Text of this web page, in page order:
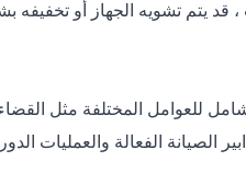
، قد يتم تشويه الجهاز أو
شامل للعوامل المختلفة
الصيانة الفعالة